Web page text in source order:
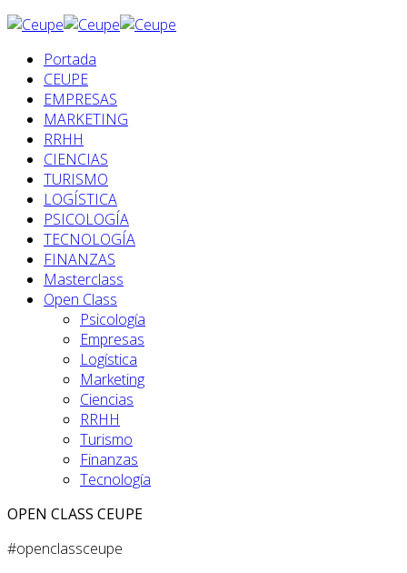
Portada
CEUPE
EMPRESAS
MARKETING
RRHH
CIENCIAS
TURISMO
LOGÍSTICA
PSICOLOGÍA
TECNOLOGÍA
FINANZAS
Masterclass
Open Class
Psicología
Empresas
Logística
Marketing
Ciencias
RRHH
Turismo
Finanzas
Tecnología
OPEN CLASS CEUPE
#openclassceupe